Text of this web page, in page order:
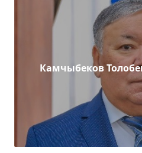
Камчыбеков